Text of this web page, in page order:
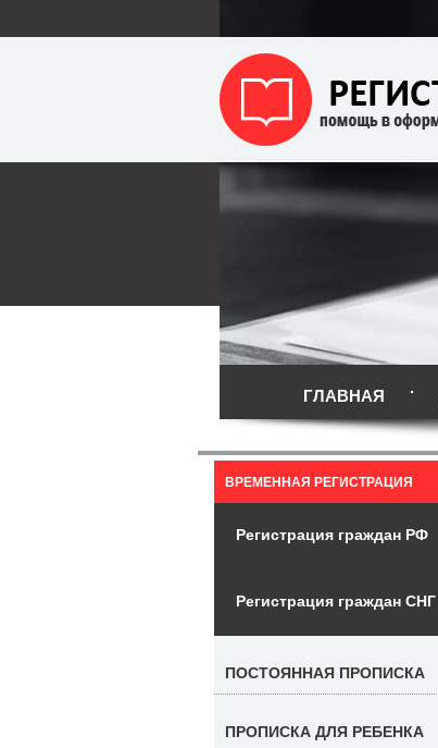
ГЛАВНАЯ
ВРЕМЕННАЯ РЕГИСТРАЦИЯ
Регистрация граждан РФ
Регистрация граждан СНГ
ПОСТОЯННАЯ ПРОПИСКА
ПРОПИСКА ДЛЯ РЕБЕНКА